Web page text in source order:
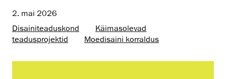
2. mai 2026
Disaini­­teaduskond
Käimasolevad
teadusprojektid
Moedisaini korraldus